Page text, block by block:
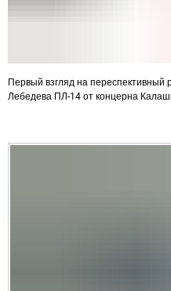
Первый взгляд на переспективный
Лебедева ПЛ-14 от концерна